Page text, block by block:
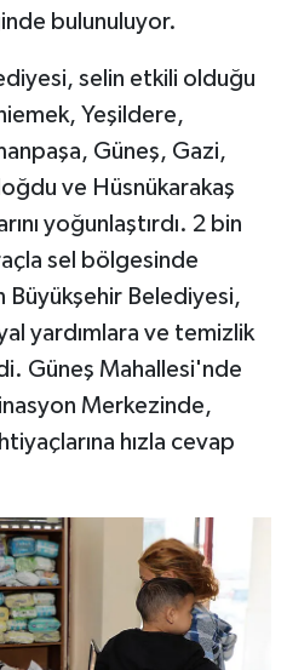
bulunuluyor.
selin etkili olduğu
Yeşildere,
Güneş, Gazi,
ve Hüsnükarakaş
yoğunlaştırdı. 2 bin
sel bölgesinde
Büyükşehir Belediyesi,
yardımlara ve temizlik
Güneş Mahallesi'nde
Merkezinde,
hızla cevap